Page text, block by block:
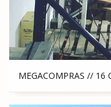
MEGACOMPRAS // 16